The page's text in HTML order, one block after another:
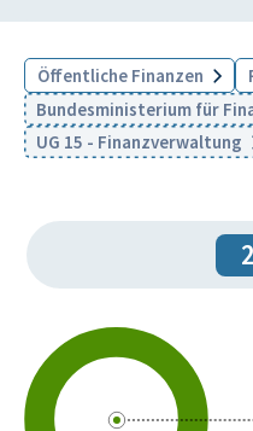
Öffentliche Finanzen
Bundesministerium für
UG 15 - Finanzverwaltung